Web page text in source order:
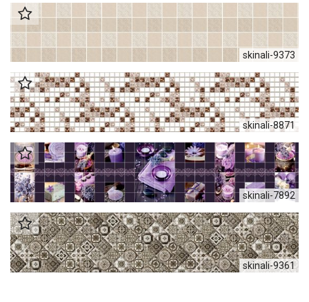
skinali-9373
skinali-8871
skinali-7892
skinali-9361